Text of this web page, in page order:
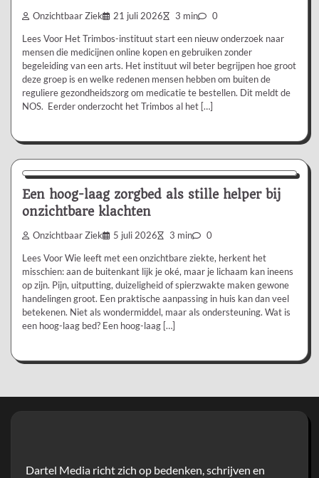
Onzichtbaar Ziek 21 juli 2026 3 min 0
Lees Voor Het Trimbos-instituut start een nieuw onderzoek naar
mensen die medicijnen online kopen en gebruiken zonder
begeleiding van een arts. Het instituut wil beter begrijpen hoe groot
deze groep is en welke redenen mensen hebben om buiten de
reguliere gezondheidszorg om medicatie te bestellen. Dit meldt de
NOS. Eerder onderzocht het Trimbos al het […]
Aanbevolen
Een hoog-laag zorgbed als stille helper bij
onzichtbare klachten
Onzichtbaar Ziek 5 juli 2026 3 min 0
Lees Voor Wie leeft met een onzichtbare ziekte, herkent het
misschien: aan de buitenkant lijk je oké, maar je lichaam kan ineens
op zijn. Pijn, uitputting, duizeligheid of spierzwakte maken gewone
handelingen groot. Een praktische aanpassing in huis kan dan veel
betekenen. Niet als wondermiddel, maar als ondersteuning. Wat is
een hoog-laag bed? Een hoog-laag […]
Dartel Media richt zich op bedenken, schrijven en